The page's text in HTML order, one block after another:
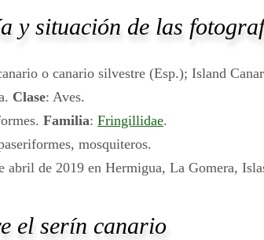
y situación de las
o canario silvestre (Esp.); Island
Clase: Aves.
Familia: Fringillidae.
mosquiteros.
abril de 2019 en Hermigua, La Gomera,
el serín canario